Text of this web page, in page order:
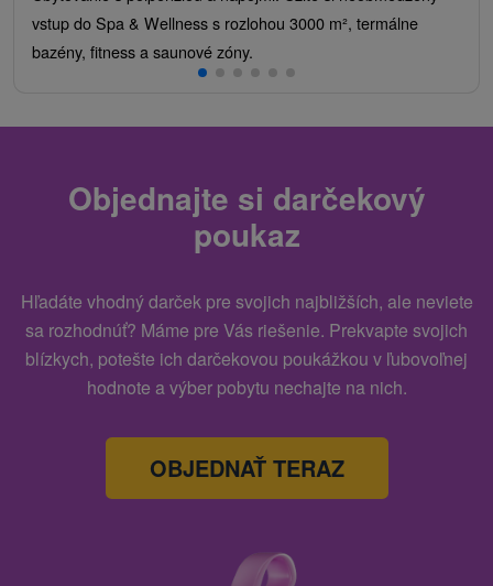
vstup do Spa & Wellness s rozlohou 3000 m², termálne
bazény, fitness a saunové zóny.
Objednajte si darčekový
poukaz
Hľadáte vhodný darček pre svojich najbližších, ale neviete
sa rozhodnúť? Máme pre Vás riešenie. Prekvapte svojich
blízkych, potešte ich darčekovou poukážkou v ľubovoľnej
hodnote a výber pobytu nechajte na nich.
OBJEDNAŤ TERAZ